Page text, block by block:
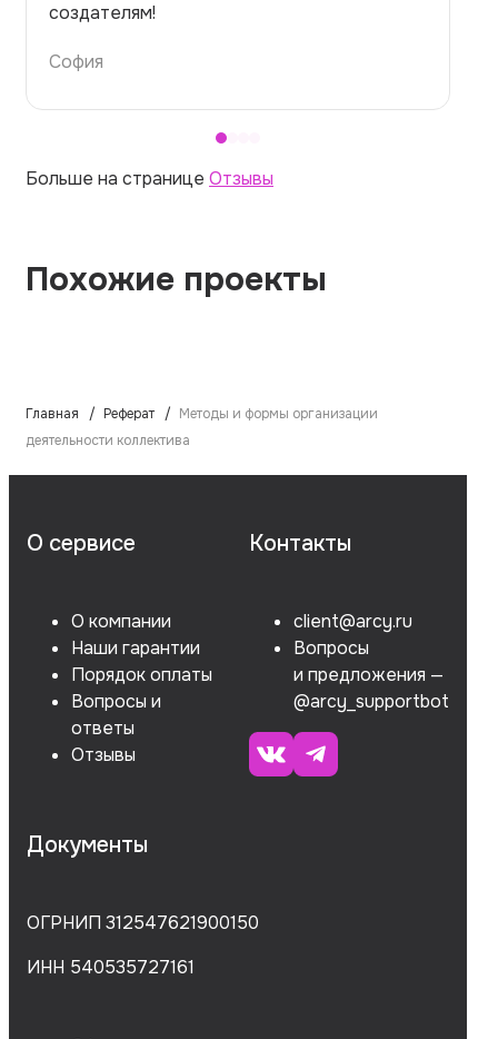
темой — идеально.
Алина
Больше на странице Отзывы
Похожие проекты
Главная Реферат
Методы и формы организации
деятельности коллектива
О сервисе
О компании
Наши гарантии
Порядок оплаты
Вопросы и
ответы
Отзывы
Контакты
client@arcy.ru
Вопросы
и предложения —
@arcy_supportbot
Документы
ОГРНИП 312547621900150
ИНН 540535727161